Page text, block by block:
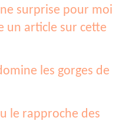
surprise pour moi
un article sur cette
les gorges de
le rapproche des